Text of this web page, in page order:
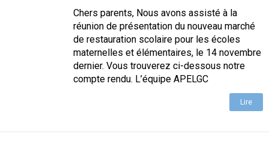
Chers parents, Nous avons assisté à la
réunion de présentation du nouveau marché
de restauration scolaire pour les écoles
maternelles et élémentaires, le 14 novembre
dernier. Vous trouverez ci-dessous notre
compte rendu. L’équipe APELGC
Lire